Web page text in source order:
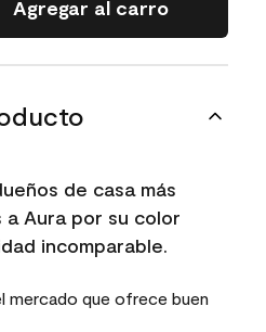
Agregar al carro
de casa más
Aura por su color
incomparable.
mercado que ofrece buen